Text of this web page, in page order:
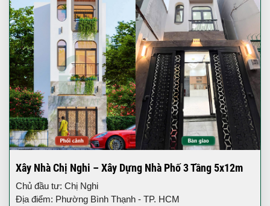
Xây Nhà Chị Nghi – Xây Dựng Nhà Phố 3 Tầng 5x12m
Chủ đầu tư: Chị Nghi
Địa điểm: Phường Bình Thạnh - TP. HCM